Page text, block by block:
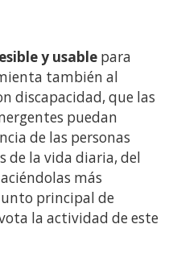
y usable para
también al
discapacidad, que las
puedan
de las personas
de la vida diaria, del
más
principal de
la actividad de este